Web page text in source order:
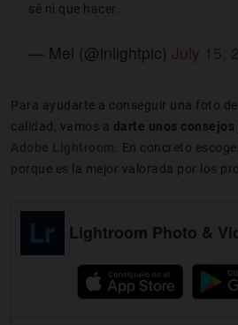
sé ni que hacer.
— Mei (@inlightpic) July 15,
Para ayudarte a conseguir una foto
calidad, vamos a darte unos
Adobe Lightroom . En concreto
porque es la mejor valorada por los
Lightroom Photo &